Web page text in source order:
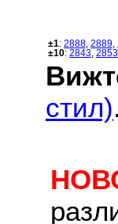
±1: 2888 2889
±10: 2843 2853
стил).